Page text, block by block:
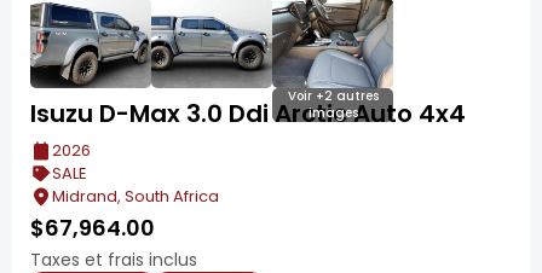
Voir +2 autres
images
Isuzu D-Max 3.0 Ddi Arctic Auto 4x4
2026
SALE
Midrand, South Africa
$67,964.00
Taxes et frais inclus